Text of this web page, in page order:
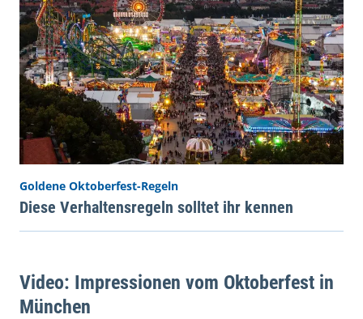
Goldene Oktoberfest-Regeln
Diese Verhaltensregeln solltet ihr kennen
Video: Impressionen vom Oktoberfest in
München